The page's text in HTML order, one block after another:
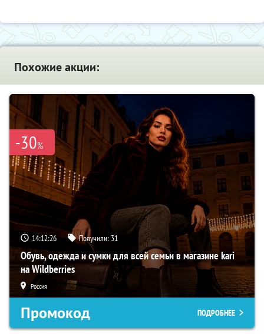
Похожие акции:
-30%
14:12:25 Получили: 31
Обувь, одежда и сумки для всей семьи в магазине kari
на Wildberries
Россия
Промокод ПОДРОБНЕЕ